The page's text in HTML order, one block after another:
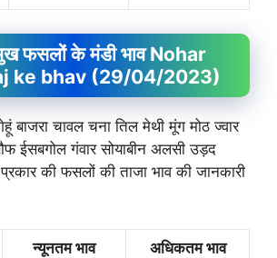
फसलों के मंडी भाव Nohar
ke bhav (29/04/2023)
चावल चना तिल मेथी मूंग मोठ ज्वार
ईसबगोल गंवार सोयाबीन अलसी उड़द
की फसलों की ताजा भाव की जानकारी
न्यूनतम भाव अधिकतम भाव